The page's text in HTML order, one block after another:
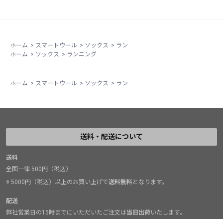
ホーム > スマートウール > ソックス > ラン
ホーム > ソックス > ランニング
ホーム > スマートウール > ソックス > ラン
送料・配送について
送料
全国一律 500円（税込）
※ 5000円（税込）以上のお買い上げで送料無料となります。
配送
弊社営業日の15時までにいただいたご注文は当日出荷いたします。